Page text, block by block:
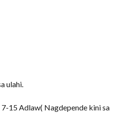
ulahi.
15 Adlaw( Nagdepende kini sa